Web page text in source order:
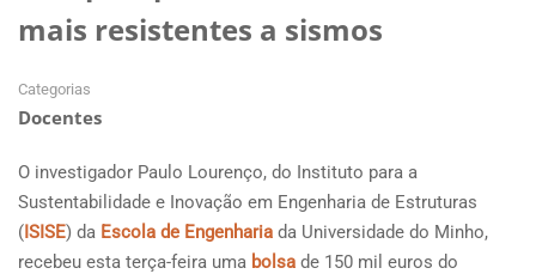
mais resistentes a sismos
Categorias
Docentes
O investigador Paulo Lourenço, do Instituto para a
Sustentabilidade e Inovação em Engenharia de Estruturas
(ISISE) da Escola de Engenharia da Universidade do Minho,
recebeu esta terça-feira uma bolsa de 150 mil euros do